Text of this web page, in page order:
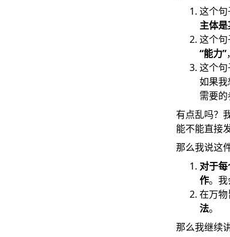
这个
主体
这个
“能力”
这个
如果
需要的
有点乱吗？
能不能直接
那么我说这
对于
作。我
在万
法。
那么我继续